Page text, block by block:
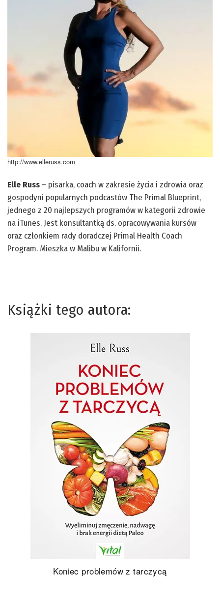
http://www.elleruss.com
Elle Russ – pisarka, coach w zakresie życia i zdrowia oraz
gospodyni popularnych podcastów The Primal Blueprint,
jednego z 20 najlepszych programów w kategorii zdrowie
na iTunes. Jest konsultantką ds. opracowywania kursów
oraz członkiem rady doradczej Primal Health Coach
Program. Mieszka w Malibu w Kalifornii.
Książki tego autora:
Koniec problemów z tarczycą